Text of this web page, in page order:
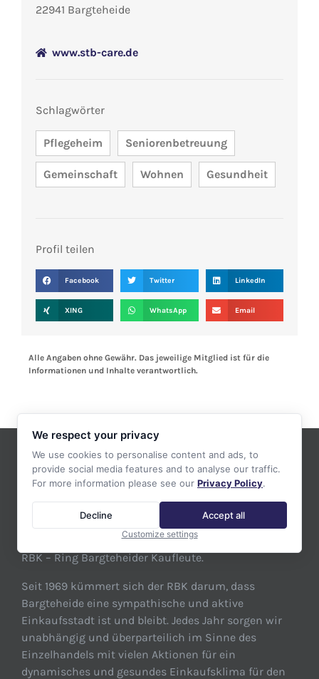
22941 Bargteheide
www.stb-care.de
Schlagwörter
Pflegeheim Seniorenbetreuung
Gemeinschaft Wohnen Gesundheit
Profil teilen
Facebook Twitter LinkedIn
XING WhatsApp Email
Alle Angaben ohne Gewähr. Das jeweilige Mitglied ist für die
Informationen und Inhalte verantwortlich.
ÜBER DEN RING BARGTEHEIDER KAUFLEUTE
E.V.
Herzlich willkommen auf der neuen Webseite des
RBK – Ring Bargteheider Kaufleute.
Seit 1969 kümmert sich der RBK darum, dass
Bargteheide eine sympathische und aktive
Einkaufsstadt ist und bleibt. Jedes Jahr sorgen wir
unabhängig und überparteilich im Sinne des
Einzelhandels mit vielen Aktionen für ein
dynamisches und gesundes Einkaufsklima für den
We respect your privacy
We use cookies to personalise content and ads, to
provide social media features and to analyse our traffic.
For more information please see our Privacy Policy.
Accept all
Decline
Customize settings